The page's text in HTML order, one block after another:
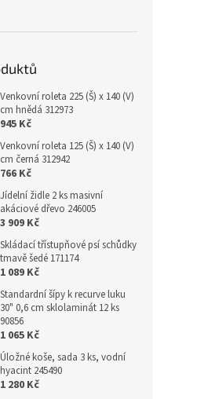
Venkovní roleta 225 (Š) x 140 (V)
cm hnědá 312973
945 Kč
Venkovní roleta 125 (Š) x 140 (V)
cm černá 312942
766 Kč
Jídelní židle 2 ks masivní
akáciové dřevo 246005
3 909 Kč
Skládací třístupňové psí schůdky
tmavě šedé 171174
1 089 Kč
Standardní šípy k recurve luku
30" 0,6 cm sklolaminát 12 ks
90856
1 065 Kč
Úložné koše, sada 3 ks, vodní
hyacint 245490
1 280 Kč